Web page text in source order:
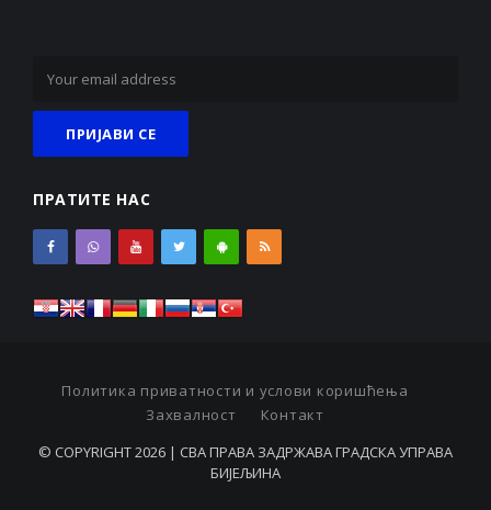
ПРАТИТЕ НАС
Политика приватности и услови коришћења
Захвалност
Контакт
© COPYRIGHT 2026 | СВА ПРАВА ЗАДРЖАВА ГРАДСКА УПРАВА
БИЈЕЉИНА